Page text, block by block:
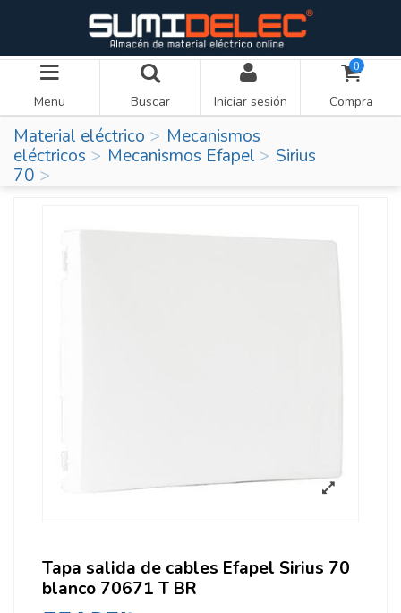
Menu Buscar Iniciar sesión
0
Compra
Material eléctrico
Mecanismos
eléctricos
Mecanismos Efapel
Sirius
70
Tapa salida de cables Efapel Sirius 70
blanco 70671 T BR